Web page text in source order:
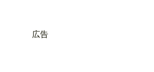
広告